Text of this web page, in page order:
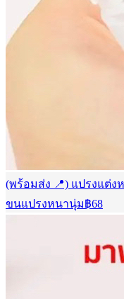
(พร้อมส่ง 📍) แปรงแต่ง
ขนแปรงหนานุ่ม฿68